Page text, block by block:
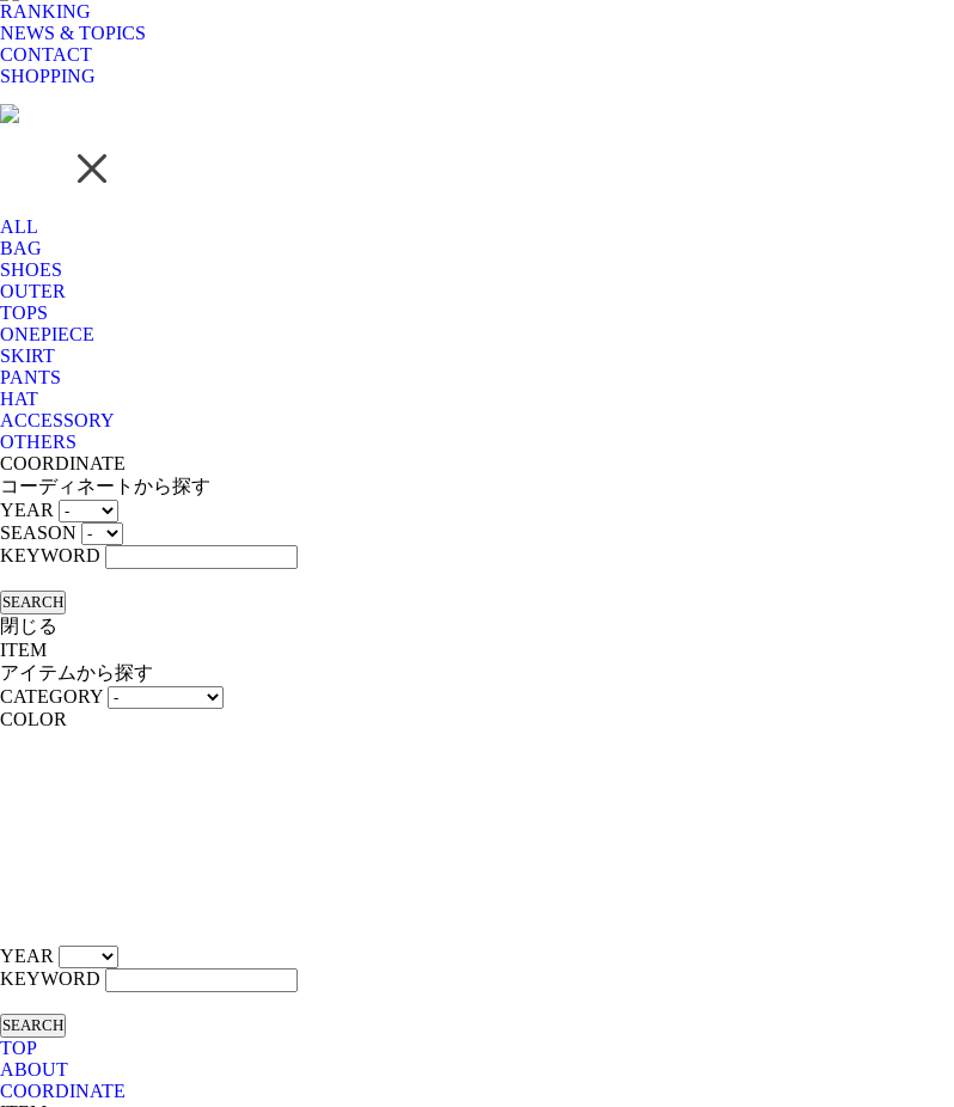
RANKING
NEWS & TOPICS
CONTACT
SHOPPING
ALL
BAG
SHOES
OUTER
TOPS
ONEPIECE
SKIRT
PANTS
HAT
ACCESSORY
OTHERS
COORDINATE
コーディネートから探す
YEAR
SEASON
KEYWORD
SEARCH
閉じる
ITEM
アイテムから探す
CATEGORY
COLOR
YEAR
KEYWORD
SEARCH
TOP
ABOUT
COORDINATE